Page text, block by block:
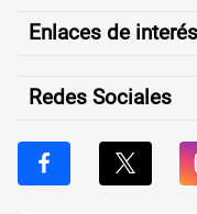
Enlaces de interés
Redes Sociales